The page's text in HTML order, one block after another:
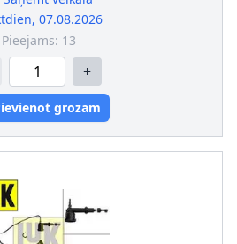
07.08.2026
Pieejams: 13
+
grozam